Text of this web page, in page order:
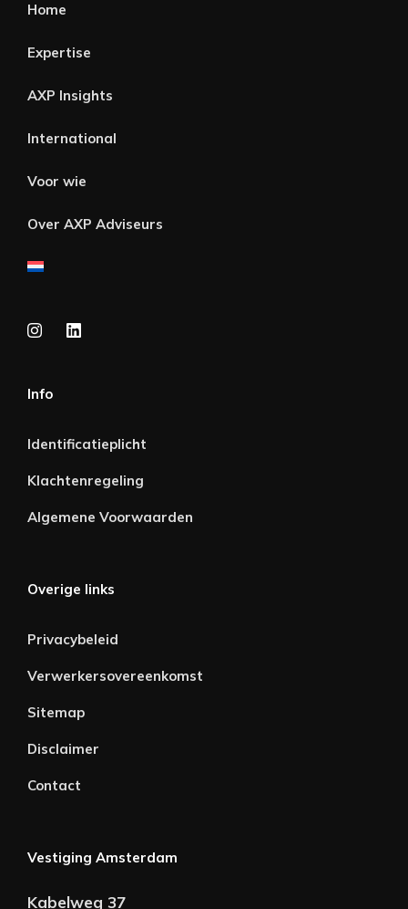
Home
Expertise
AXP Insights
International
Voor wie
Over AXP Adviseurs
Info
Identificatieplicht
Klachtenregeling
Algemene Voorwaarden
Overige links
Privacybeleid
Verwerkersovereenkomst
Sitemap
Disclaimer
Contact
Vestiging Amsterdam
Kabelweg 37